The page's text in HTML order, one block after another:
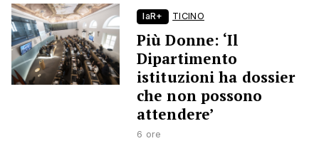
laR+ TICINO
Più Donne: ‘Il
Dipartimento
istituzioni ha dossier
che non possono
attendere’
6 ore